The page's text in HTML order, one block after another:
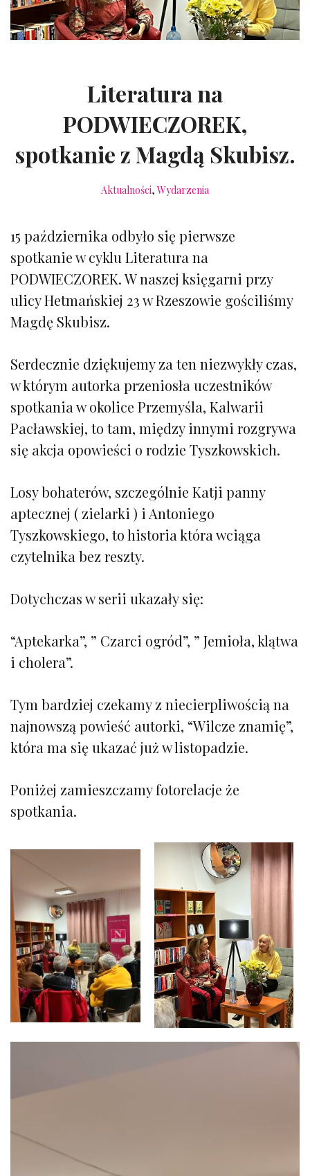
Literatura na
PODWIECZOREK,
spotkanie z Magdą Skubisz.
Aktualności,Wydarzenia
15 października odbyło się pierwsze
spotkanie w cyklu Literatura na
PODWIECZOREK. W naszej księgarni przy
ulicy Hetmańskiej 23 w Rzeszowie gościliśmy
Magdę Skubisz.
Serdecznie dziękujemy za ten niezwykły czas,
w którym autorka przeniosła uczestników
spotkania w okolice Przemyśla, Kalwarii
Pacławskiej, to tam, między innymi rozgrywa
się akcja opowieści o rodzie Tyszkowskich.
Losy bohaterów, szczególnie Katji panny
aptecznej ( zielarki ) i Antoniego
Tyszkowskiego, to historia która wciąga
czytelnika bez reszty.
Dotychczas w serii ukazały się:
“Aptekarka”, ” Czarci ogród”, ” Jemioła, klątwa
i cholera”.
Tym bardziej czekamy z niecierpliwością na
najnowszą powieść autorki, “Wilcze znamię”,
która ma się ukazać już w listopadzie.
Poniżej zamieszczamy fotorelacje że
spotkania.